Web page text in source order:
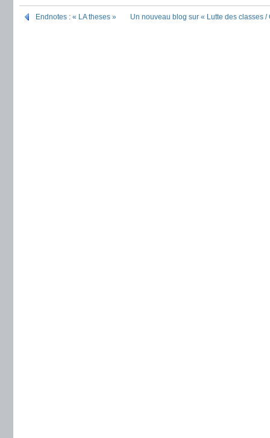
Endnotes : « LA theses » Un nouveau blog sur « Lutte des classes